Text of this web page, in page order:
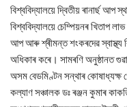
বিশ্ববিদ্যালয়ে দ্বিতীয় ৰানাৰ্ছ আপ
বিশ্ববিদ্যালয়ে চেম্পিয়নৰ খিতাপ
আপ আৰু শ্ৰীমন্ত শংকৰদেৱ স্বাস্থ্য
অধিকাৰ কৰে। সামৰণি অনুষ্ঠানত
অসম বেডমিণ্টন সন্থাৰ কোষাধ্যক্ষ
কল্যাণ সঞ্চালক ডঃ ৰঞ্জন কুমাৰ